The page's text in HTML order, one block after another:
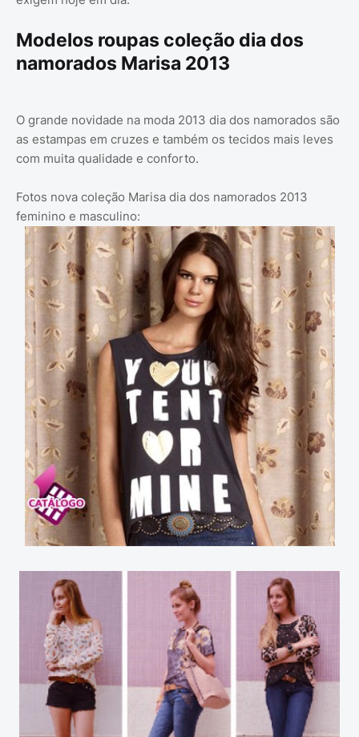
Modelos roupas coleção dia dos
namorados Marisa 2013
O grande novidade na moda 2013 dia dos namorados são
as estampas em cruzes e também os tecidos mais leves
com muita qualidade e conforto.
Fotos nova coleção Marisa dia dos namorados 2013
feminino e masculino: